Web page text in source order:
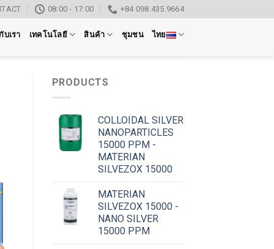
08:00 - 17:00 +84 098.435.9664
บเรา เทคโนโลยี สินค้า ชุมชน ไทย
PRODUCTS
COLLOIDAL SILVER
NANOPARTICLES
15000 PPM -
MATERIAN
SILVEZOX 15000
MATERIAN
SILVEZOX 15000 -
NANO SILVER
15000 PPM